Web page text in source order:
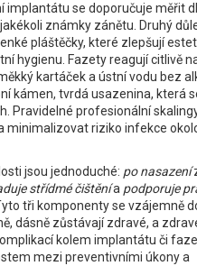
implantátu se doporučuje měřit
známky zánětu. Druhý
pláštěčky, které zlepšují
hygienu . Fazety reagují citlivě
kartáček a ústní vodu bez
kámen, tvrdá usazenina, která
. Pravidelné profesionální
minimalizovat riziko infekce
jsou jednoduché: po nasazení
střídmé čištěnía podporuje
tři komponenty se vzájemně
dásně zůstávají zdravé, a
kolem implantátu či
mezi preventivními úkony a